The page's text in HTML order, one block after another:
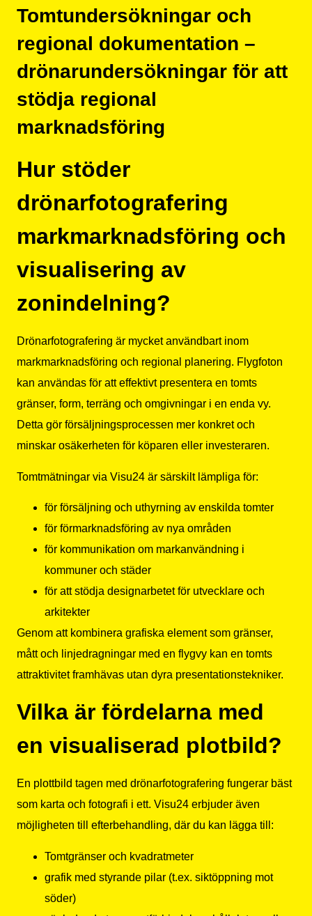
Tomtundersökningar och
regional dokumentation –
drönarundersökningar för att
stödja regional
marknadsföring
Hur stöder
drönarfotografering
markmarknadsföring och
visualisering av
zonindelning?
Drönarfotografering är mycket användbart inom
markmarknadsföring och regional planering. Flygfoton
kan användas för att effektivt presentera en tomts
gränser, form, terräng och omgivningar i en enda vy.
Detta gör försäljningsprocessen mer konkret och
minskar osäkerheten för köparen eller investeraren.
Tomtmätningar via Visu24 är särskilt lämpliga för:
för försäljning och uthyrning av enskilda tomter
för förmarknadsföring av nya områden
för kommunikation om markanvändning i
kommuner och städer
för att stödja designarbetet för utvecklare och
arkitekter
Genom att kombinera grafiska element som gränser,
mått och linjedragningar med en flygvy kan en tomts
attraktivitet framhävas utan dyra presentationstekniker.
Vilka är fördelarna med
en visualiserad plotbild?
En plottbild tagen med drönarfotografering fungerar bäst
som karta och fotografi i ett. Visu24 erbjuder även
möjligheten till efterbehandling, där du kan lägga till:
Tomtgränser och kvadratmeter
grafik med styrande pilar (t.ex. siktöppning mot
söder)